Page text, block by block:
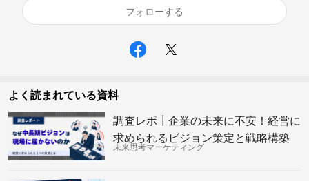
フォローする
よく読まれている資料
調査レポ┃企業の未来に不安！経営に
求められるビジョン策定と戦略構築
未来思考マーケティング